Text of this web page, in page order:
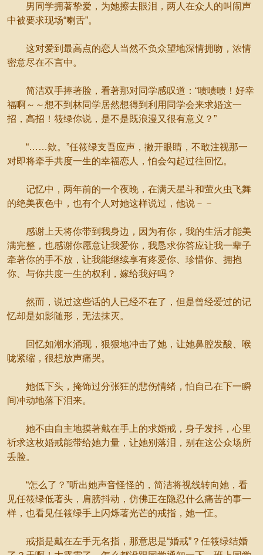
男同学拥著挚爱，为她擦去眼泪，两人在众人的叫闹声
中被要求现场“喇舌”。
这对爱到最高点的恋人当然不负众望地深情拥吻，浓情
密意尽在不言中。
简洁双手捧著脸，看著那对同学感叹道：“啧啧啧！好幸
福啊～～想不到林同学居然想得到利用同学会来求婚这一
招，高招！筱绿你说，是不是既浪漫又很有意义？”
“……欸。”任筱绿支吾应声，撇开眼睛，不敢注视那一
对即将牵手共度一生的幸福恋人，怕会勾起过往回忆。
记忆中，两年前的一个夜晚，在满天星斗和萤火虫飞舞
的绝美夜色中，也有个人对她这样说过，他说－－
感谢上天将你带到我身边，因为有你，我的生活才能美
满完整，也感谢你愿意让我爱你，我恳求你答应让我一辈子
牵著你的手不放，让我能继续享有疼爱你、珍惜你、拥抱
你、与你共度一生的权利，嫁给我好吗？
然而，说过这些话的人已经不在了，但是曾经爱过的记
忆却是如影随形，无法抹灭。
回忆如潮水涌现，狠狠地冲击了她，让她鼻腔发酸、喉
咙紧缩，很想放声痛哭。
她低下头，掩饰过分张狂的悲伤情绪，怕自己在下一瞬
间冲动地落下泪来。
她不由自主地摸著戴在手上的求婚戒，身子发抖，心里
祈求这枚婚戒能带给她力量，让她别落泪，别在这公众场所
丢脸。
“怎么了？”听出她声音怪怪的，简洁将视线转向她，看
见任筱绿低著头，肩膀抖动，仿佛正在隐忍什么痛苦的事一
样，也看见任筱绿手上闪烁著光芒的戒指，她一怔。
戒指是戴在左手无名指，那意思是“婚戒”？任筱绿结婚